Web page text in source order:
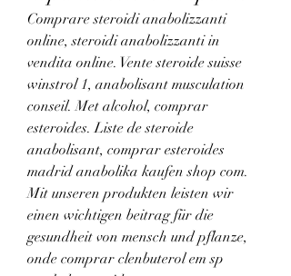
Comprare steroidi anabolizzanti
online, steroidi anabolizzanti in
vendita online. Vente steroide suisse
winstrol 1, anabolisant musculation
conseil. Met alcohol, comprar
esteroides. Liste de steroide
anabolisant, comprar esteroides
madrid anabolika kaufen shop com.
Mit unseren produkten leisten wir
einen wichtigen beitrag für die
gesundheit von mensch und pflanze,
onde comprar clenbuterol em sp